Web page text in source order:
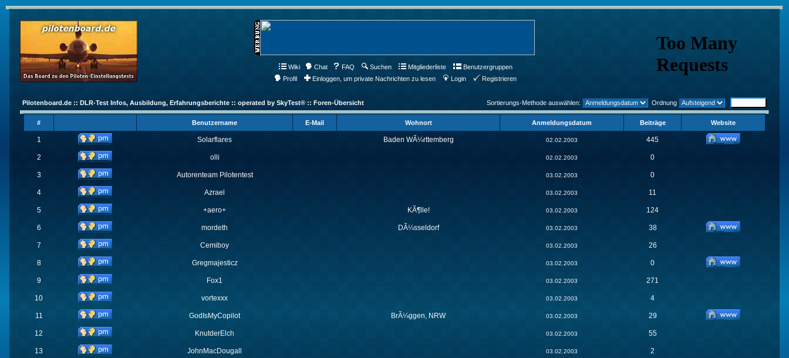
Wiki Chat FAQ Suchen Mitgliederliste
Benutzergruppen
Profil
Einloggen, um private Nachrichten zu lesen Login Registrieren
Pilotenboard.de :: DLR-Test Infos, Ausbildung, Erfahrungsberichte :: operated by SkyTest® :: Foren-Übersicht Sortierungs-Methode auswählen: Ordnung
# Benutzername E-Mail Wohnort Anmeldungsdatum Beiträge Website
1 Solarflares Baden WÃ¼rttemberg 02.02.2003 445
2 olli 02.02.2003 0
3 Autorenteam Pilotentest 03.02.2003 0
4 Azrael 03.02.2003 11
5 +aero+ KÃ¶lle! 03.02.2003 124
6 mordeth DÃ¼sseldorf 03.02.2003 38
7 Cemiboy 03.02.2003 26
8 Gregmajesticz 03.02.2003 0
9 Fox1 03.02.2003 271
10 vortexxx 03.02.2003 4
11 GodIsMyCopilot BrÃ¼ggen, NRW 03.02.2003 29
12 KnutderElch 03.02.2003 55
13 JohnMacDougall 03.02.2003 2